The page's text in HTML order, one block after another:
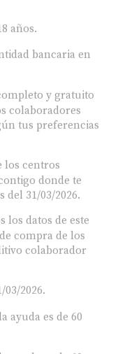
colaboradores
tus preferencias
donde te
del 31/03/2026.
compra de los
colaborador